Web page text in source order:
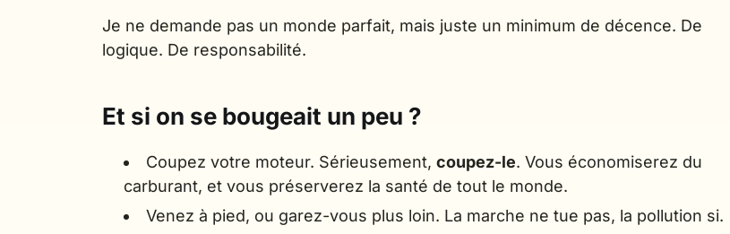
Je ne demande pas un monde parfait, mais juste un minimum de décence. De
logique. De responsabilité.
Et si on se bougeait un peu ?
Coupez votre moteur. Sérieusement, coupez-le. Vous économiserez du
carburant, et vous préserverez la santé de tout le monde.
Venez à pied, ou garez-vous plus loin. La marche ne tue pas, la pollution si.